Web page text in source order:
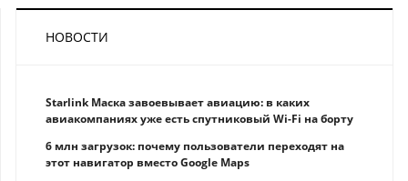
НОВОСТИ
Starlink Маска завоевывает авиацию: в каких
авиакомпаниях уже есть спутниковый Wi-Fi на борту
6 млн загрузок: почему пользователи переходят на
этот навигатор вместо Google Maps